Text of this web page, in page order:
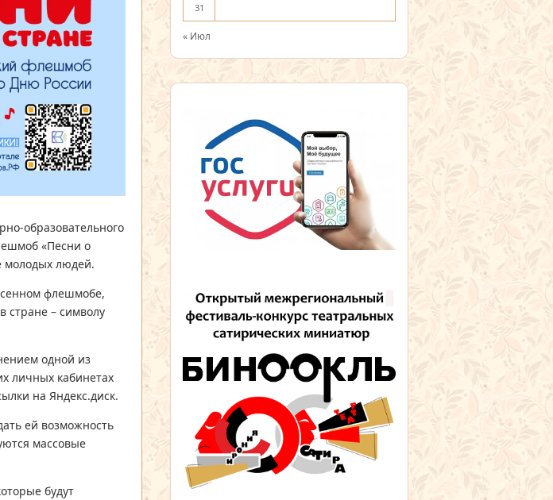
образовательного
«Песни о
молодых людей.
флешмобе,
стране – символу
одной из
личных кабинетах
на Яндекс.диск.
ей возможность
массовые
будут
31
« Июл